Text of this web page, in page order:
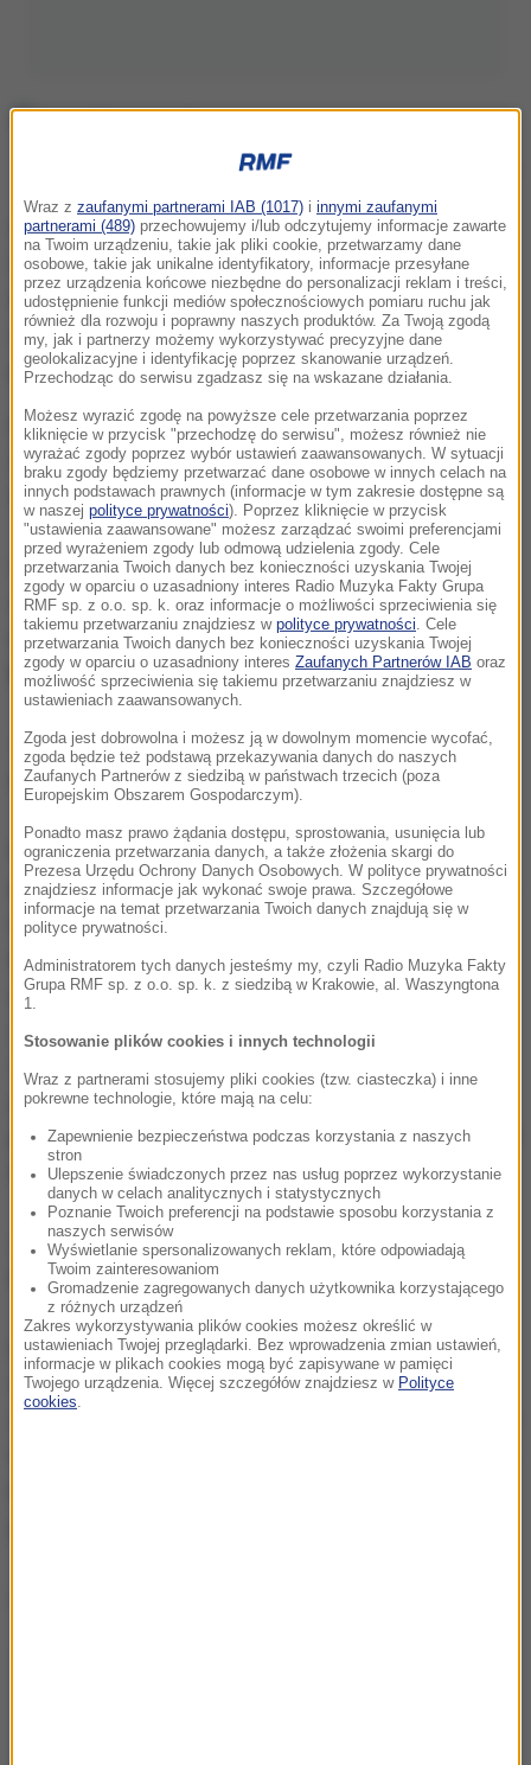
Sejm odrzucił uchwałę Senatu ws. ustawy
dotyczącej głosowania korespondencyjnego w
wyborach prezydenckich 2020 r. W głosowaniu za
odrzuceniem uchwały Senatu opowiedziało się 236
posłów, przeciwko było 213, wstrzymało się 11.
Do odrzucenie uchwały Senatu koniecznych było
231 głosów, ponieważ w głosowaniu wzięli udział
wszyscy 460 posłowie.
W przypadku Koalicji Obywatelskiej przeciw
odrzuceniu uchwały Senatu było 133 posłów, nikt się
nie wstrzymał, a jeden parlamentarzysta -Jerzy
Borowczak zagłosował za jej odrzuceniem.
To był błąd. Jestem przeciwnikiem PiS.
Przedobrzyłem- powiedział PAP Borowczak.
Poseł KO tłumaczył, żedla bezpieczeństwa
głosowania, podłączył dwa komputery, a w jednym
z nich wyciszył głos
na jednym z
komputerów było opóźnienie transmisji o 7-8
sekund. I spojrzałem na komputer, co miał
opóźnienie, a tam zobaczyłem, że Borys Budka
przeciw odrzuceniu uchwały, a nie za.
patrzeć na ściągawkę, spojrzałem na komputer. Mój
błąd. Jestem na siebie zły- powiedział Borowczak.
Zapowiedział, że podda się każdej ewentualnej
karze w związku ze swoim głosowaniem.
Ustawa o szczególnych zasadach przeprowadzania
wyborów powszechnych na Prezydenta RP
Wraz z zaufanymi partnerami IAB (1017) i innymi zaufanymi
partnerami (489) przechowujemy i/lub odczytujemy informacje zawarte
na Twoim urządzeniu, takie jak pliki cookie, przetwarzamy dane
osobowe, takie jak unikalne identyfikatory, informacje przesyłane
przez urządzenia końcowe niezbędne do personalizacji reklam i treści,
udostępnienie funkcji mediów społecznościowych pomiaru ruchu jak
również dla rozwoju i poprawny naszych produktów. Za Twoją zgodą
my, jak i partnerzy możemy wykorzystywać precyzyjne dane
geolokalizacyjne i identyfikację poprzez skanowanie urządzeń.
Przechodząc do serwisu zgadzasz się na wskazane działania.
Możesz wyrazić zgodę na powyższe cele przetwarzania poprzez
kliknięcie w przycisk "przechodzę do serwisu", możesz również nie
wyrażać zgody poprzez wybór ustawień zaawansowanych. W sytuacji
braku zgody będziemy przetwarzać dane osobowe w innych celach na
innych podstawach prawnych (informacje w tym zakresie dostępne są
w naszej polityce prywatności). Poprzez kliknięcie w przycisk
"ustawienia zaawansowane" możesz zarządzać swoimi preferencjami
przed wyrażeniem zgody lub odmową udzielenia zgody. Cele
przetwarzania Twoich danych bez konieczności uzyskania Twojej
zgody w oparciu o uzasadniony interes Radio Muzyka Fakty Grupa
RMF sp. z o.o. sp. k. oraz informacje o możliwości sprzeciwienia się
takiemu przetwarzaniu znajdziesz w polityce prywatności . Cele
przetwarzania Twoich danych bez konieczności uzyskania Twojej
zgody w oparciu o uzasadniony interes Zaufanych Partnerów IAB oraz
możliwość sprzeciwienia się takiemu przetwarzaniu znajdziesz w
ustawieniach zaawansowanych.
Zgoda jest dobrowolna i możesz ją w dowolnym momencie wycofać,
zgoda będzie też podstawą przekazywania danych do naszych
Zaufanych Partnerów z siedzibą w państwach trzecich (poza
Europejskim Obszarem Gospodarczym).
Ponadto masz prawo żądania dostępu, sprostowania, usunięcia lub
ograniczenia przetwarzania danych, a także złożenia skargi do
Prezesa Urzędu Ochrony Danych Osobowych. W polityce prywatności
znajdziesz informacje jak wykonać swoje prawa. Szczegółowe
informacje na temat przetwarzania Twoich danych znajdują się w
polityce prywatności.
Administratorem tych danych jesteśmy my, czyli Radio Muzyka Fakty
Grupa RMF sp. z o.o. sp. k. z siedzibą w Krakowie, al. Waszyngtona
1.
Stosowanie plików cookies i innych technologii
Wraz z partnerami stosujemy pliki cookies (tzw. ciasteczka) i inne
pokrewne technologie, które mają na celu:
Zapewnienie bezpieczeństwa podczas korzystania z naszych
stron
Ulepszenie świadczonych przez nas usług poprzez wykorzystanie
danych w celach analitycznych i statystycznych
Poznanie Twoich preferencji na podstawie sposobu korzystania z
naszych serwisów
Wyświetlanie spersonalizowanych reklam, które odpowiadają
Twoim zainteresowaniom
Gromadzenie zagregowanych danych użytkownika korzystającego
z różnych urządzeń
Zakres wykorzystywania plików cookies możesz określić w
ustawieniach Twojej przeglądarki. Bez wprowadzenia zmian ustawień,
informacje w plikach cookies mogą być zapisywane w pamięci
Twojego urządzenia. Więcej szczegółów znajdziesz w Polityce
cookies